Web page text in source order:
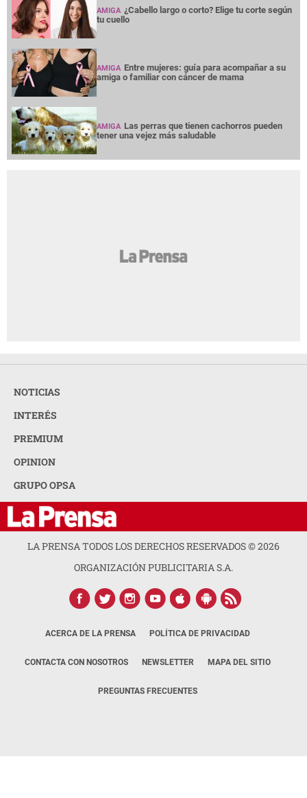
AMIGA ¿Cabello largo o corto? Elige tu corte según
tu cuello
AMIGA Entre mujeres: guía para acompañar a su
amiga o familiar con cáncer de mama
AMIGA Las perras que tienen cachorros pueden
tener una vejez más saludable
NOTICIAS
INTERÉS
PREMIUM
OPINION
GRUPO OPSA
LA PRENSA TODOS LOS DERECHOS RESERVADOS ©2026
ORGANIZACIÓN PUBLICITARIA S.A.
ACERCA DE LA PRENSA POLÍTICA DE PRIVACIDAD
CONTACTA CON NOSOTROS NEWSLETTER MAPA DEL SITIO
PREGUNTAS FRECUENTES